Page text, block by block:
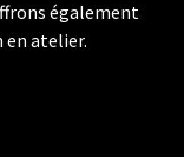
également
en atelier.